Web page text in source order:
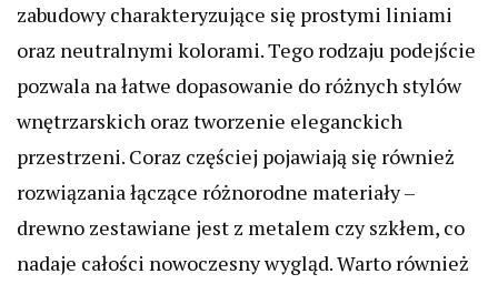
zabudowy charakteryzujące się prostymi liniami
oraz neutralnymi kolorami. Tego rodzaju podejście
pozwala na łatwe dopasowanie do różnych stylów
wnętrzarskich oraz tworzenie eleganckich
przestrzeni. Coraz częściej pojawiają się również
rozwiązania łączące różnorodne materiały –
drewno zestawiane jest z metalem czy szkłem, co
nadaje całości nowoczesny wygląd. Warto również